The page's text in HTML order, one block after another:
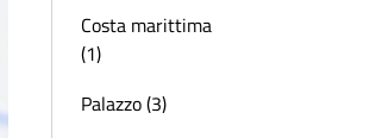
Costa marittima
(1)
Palazzo (3)